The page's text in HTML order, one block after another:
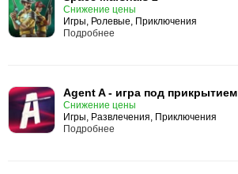
Снижение цены
Игры, Ролевые, Приключения
Подробнее
Agent A - игра под прикрытием
Снижение цены
Игры, Развлечения, Приключения
Подробнее